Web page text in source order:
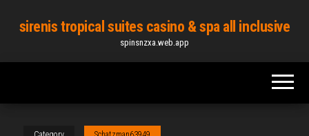
content
sirenis tropical suites casino & spa all inclusive
spinsnzxa.web.app